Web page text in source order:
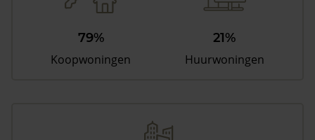
79%
Koopwoningen
21%
Huurwoningen